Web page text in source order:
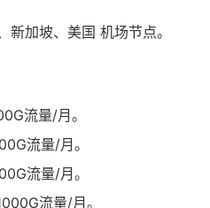
新加坡、美国 机场节点。
流量/月。
流量/月。
流量/月。
流量/月。